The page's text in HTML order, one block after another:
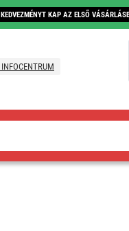
KEDVEZMÉNYT KAP AZ ELSŐ
INFOCENTRUM